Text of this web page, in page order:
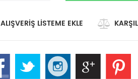
ALIŞVERIŞ LISTEME EKLE